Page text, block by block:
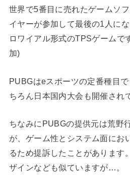
世界で5番目に売れたゲームソ
イヤーが参加して最後の1人に
ロワイアル形式のTPSゲームで
加)
PUBGはeスポーツの定番種目
ちろん日本国内大会も開催され
ちなみにPUBGの提供元は荒野
が、ゲーム性とシステム面にお
るため提訴したことがあります
ザインなども似ていますが…。